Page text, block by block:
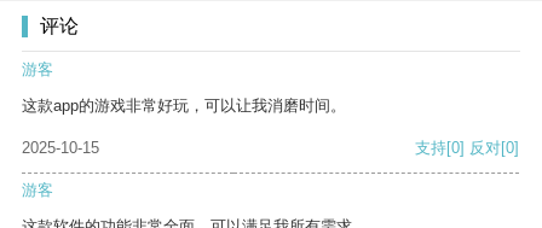
评论
游客
这款app的游戏非常好玩，可以让我消磨时间。
2025-10-15 支持[0] 反对[0]
游客